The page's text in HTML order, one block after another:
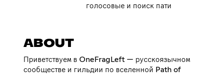
голосовые и поиск пати
ABOUT
Приветствуем в OneFragLeft — русскоязычном
сообществе и гильдии по вселенной Path of